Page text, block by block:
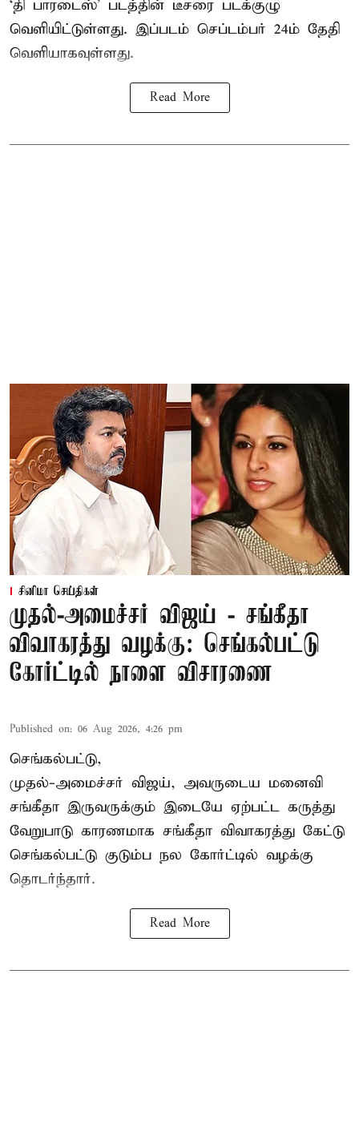
‘தி பாரடைஸ்’ படத்தின் டீசரை படக்குழு
வெளியிட்டுள்ளது. இப்படம் செப்டம்பர் 24ம் தேதி
வெளியாகவுள்ளது.
Read More
சினிமா செய்திகள்
முதல்-அமைச்சர் விஜய் - சங்கீதா
விவாகரத்து வழக்கு: செங்கல்பட்டு
கோர்ட்டில் நாளை விசாரணை
Published on: 06 Aug 2026, 4:26 pm
செங்கல்பட்டு,
முதல்-அமைச்சர் விஜய், அவருடைய மனைவி
சங்கீதா இருவருக்கும் இடையே ஏற்பட்ட கருத்து
வேறுபாடு காரணமாக சங்கீதா விவாகரத்து கேட்டு
செங்கல்பட்டு குடும்ப நல கோர்ட்டில் வழக்கு
தொடர்ந்தார்.
Read More